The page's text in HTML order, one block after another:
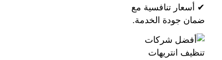
✔ أسعار تنافسية مع
ضمان جودة الخدمة.